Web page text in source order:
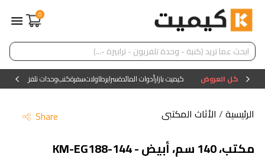
0
كل العروض كيميت بازارأدوات المائدةسرايرطاولاتسفرةكنبوحدات تلفزيون
الرئيسية/ الأثاث المكتبى Share
مكتب، 140 سم، أبيض - KM-EG188-144